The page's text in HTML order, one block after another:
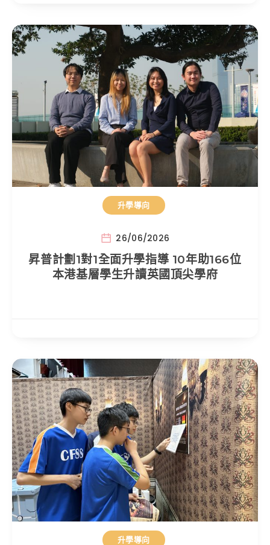
升學導向
26/06/2026
昇普計劃1對1全面升學指導 10年助166位
本港基層學生升讀英國頂尖學府
升學導向